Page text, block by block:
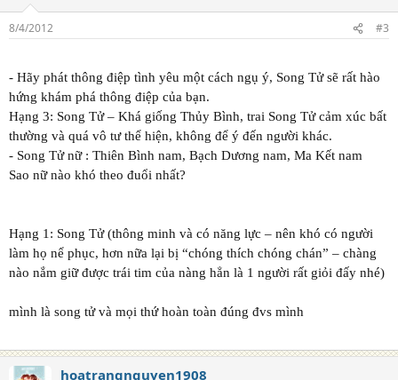
s
8/4/2012 #3
- Hãy phát thông điệp tình yêu một cách ngụ ý, Song Tử sẽ rất hào
hứng khám phá thông điệp của bạn.
Hạng 3: Song Tử – Khá giống Thủy Bình, trai Song Tử cảm xúc bất
thường và quá vô tư thể hiện, không để ý đến người khác.
- Song Tử nữ : Thiên Bình nam, Bạch Dương nam, Ma Kết nam
Sao nữ nào khó theo đuổi nhất?
Hạng 1: Song Tử (thông minh và có năng lực – nên khó có người
làm họ nể phục, hơn nữa lại bị “chóng thích chóng chán” – chàng
nào nắm giữ được trái tim của nàng hẳn là 1 người rất giỏi đấy nhé)
mình là song tử và mọi thứ hoàn toàn đúng đvs mình
hoatrangnguyen1908